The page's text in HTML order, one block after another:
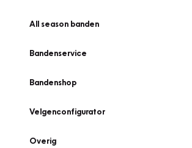
All season banden
Bandenservice
Bandenshop
Velgenconfigurator
Overig